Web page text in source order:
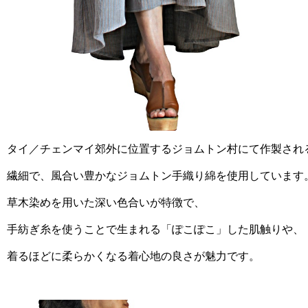
タイ／チェンマイ郊外に位置するジョムトン村にて作製され
繊細で、風合い豊かなジョムトン手織り綿を使用しています
草木染めを用いた深い色合いが特徴で、
手紡ぎ糸を使うことで生まれる「ぽこぽこ」した肌触りや、
着るほどに柔らかくなる着心地の良さが魅力です。